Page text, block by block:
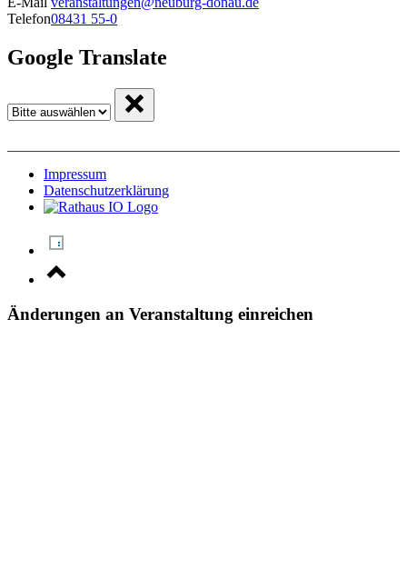
Telefon08431 55-0
Google Translate
Impressum
Datenschutzerklärung
Änderungen an Veranstaltung einreichen